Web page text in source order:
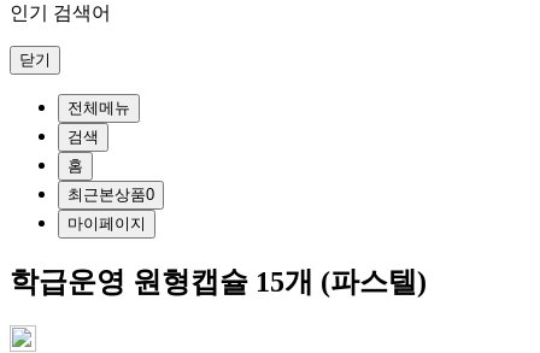
인기 검색어
닫기
전체메뉴
검색
홈
최근본상품0
마이페이지
학급운영 원형캡슐 15개 (파스텔)